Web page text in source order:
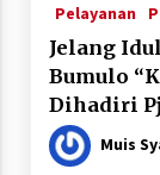
Pelayanan
Jelang
Bumulo
Dihadiri
Muis